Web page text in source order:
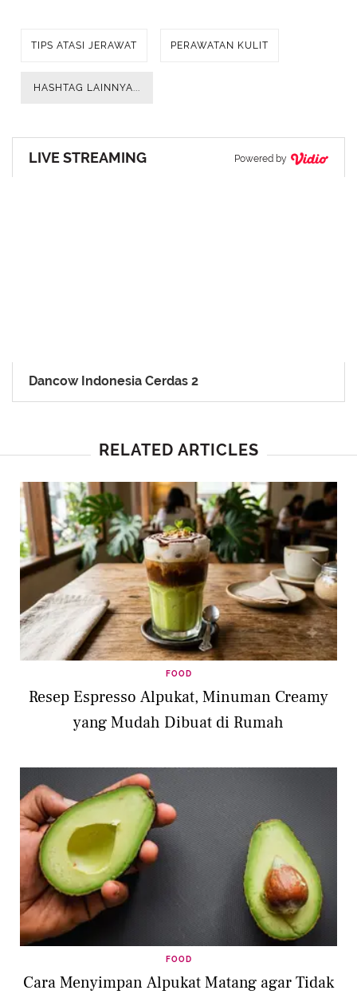
TIPS ATASI JERAWAT PERAWATAN KULIT
HASHTAG LAINNYA...
LIVE STREAMING Powered by
Dancow Indonesia Cerdas 2
RELATED ARTICLES
FOOD
Resep Espresso Alpukat, Minuman Creamy
yang Mudah Dibuat di Rumah
FOOD
Cara Menyimpan Alpukat Matang agar Tidak